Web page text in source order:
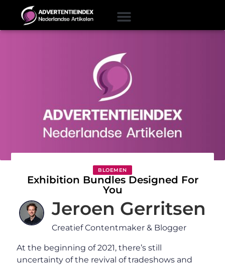
BLOEMEN
Exhibition Bundles Designed For
You
Jeroen Gerritsen
Creatief Contentmaker & Blogger
At the beginning of 2021, there’s still
uncertainty of the revival of tradeshows and